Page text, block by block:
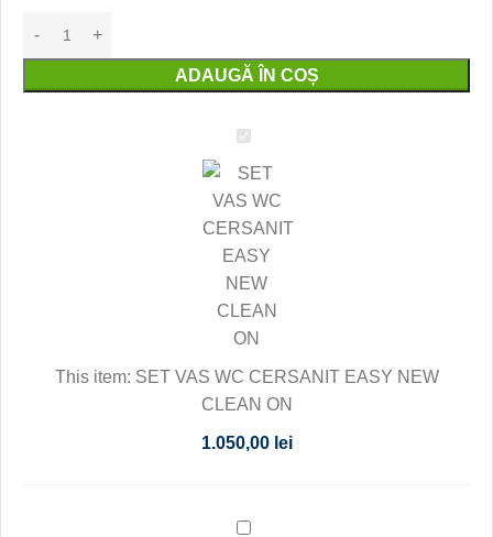
ADAUGĂ ÎN COȘ
SET
VAS
WC
CERSANIT
EASY
NEW
CLEAN
ON
This item: SET VAS WC CERSANIT EASY NEW
CLEAN ON
1.050,00 lei
CAPAC